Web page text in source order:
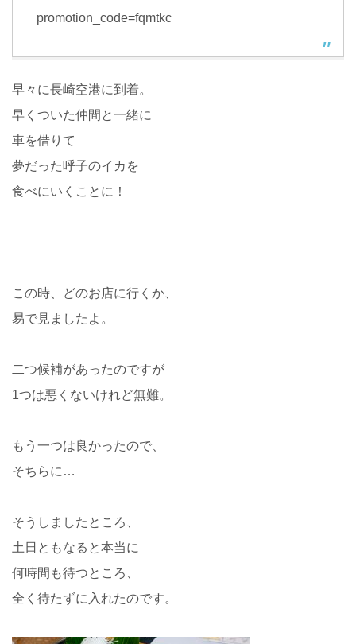
promotion_code=fqmtkc
早々に長崎空港に到着。
早くついた仲間と一緒に
車を借りて
夢だった呼子のイカを
食べにいくことに！
この時、どのお店に行くか、
易で見ましたよ。
二つ候補があったのですが
1つは悪くないけれど無難。
もう一つは良かったので、
そちらに…
そうしましたところ、
土日ともなると本当に
何時間も待つところ、
全く待たずに入れたのです。